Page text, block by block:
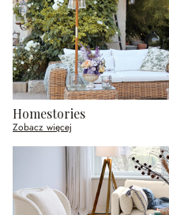
Homestories
Zobacz więcej